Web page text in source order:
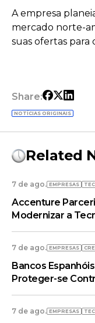
A empresa
mercado norte-
suas ofertas para
Share:
NOTÍCIAS ORIGINAIS
Related
7 de ago. EMPRESAS
Accenture
Modernizar a
7 de ago. EMPRESAS
Bancos
Proteger-se
7 de ago. EMPRESAS